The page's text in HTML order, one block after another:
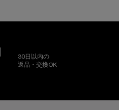
30日以内の
返品・交換OK